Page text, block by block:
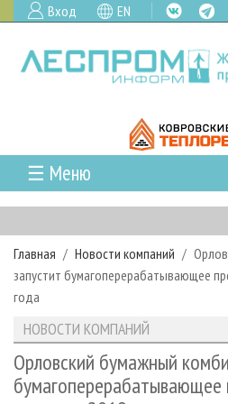
Вход EN
☰ Меню
ГЛАВНАЯ
РУБРИКИ И ТЕМЫ
РУБРИКИ ЖУРНАЛА
ЛЕСОЗАГОТОВКА
ЛЕСОПИЛЕНИЕ
ДЕРЕВООБРАБОТКА
НОВОСТИ
НОВОСТИ ЛПК
НОВОСТИ ЖУРНАЛА
НОВОСТИ КОМПАНИЙ
ПРОЕКТЫ ЛПИ
АНАЛИТИКА
ПРЕДПРИЯТИЯ ЛПК
ЛЕСНЫЕ РЕГИОНЫ РОССИИ
АРХИВ
АРХИВ ЖУРНАЛОВ
СТАТЬИ
О ЖУРНАЛЕ
ПОДПИСКА
РЕКЛАМОДАТЕЛЯМ
Главная Новости компаний
запустит бумагоперерабатывающее
года
НОВОСТИ КОМПАНИЙ
Орловский бумажный
бумагоперерабатывающее